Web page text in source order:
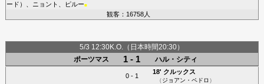
ード ）、 ニョント ピルー■
観客：16758人
5/3 12:30K.O.（日本時間20:30）
ポーツマス
1 - 1 ハル・シティ
0 - 1
18' クルックス
（ジョアン・ペドロ ）